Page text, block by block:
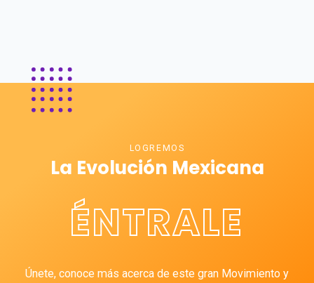
LOGREMOS
La Evolución Mexicana
ÉNTRALE
Únete, conoce más acerca de este gran Movimiento y